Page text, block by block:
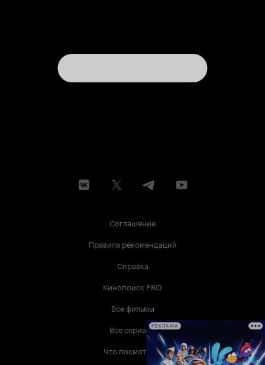
Соглашение
Правила рекомендаций
Справка
Кинопоиск PRO
Все фильмы
Все сериалы
Что посмотреть
РЕКЛАМА